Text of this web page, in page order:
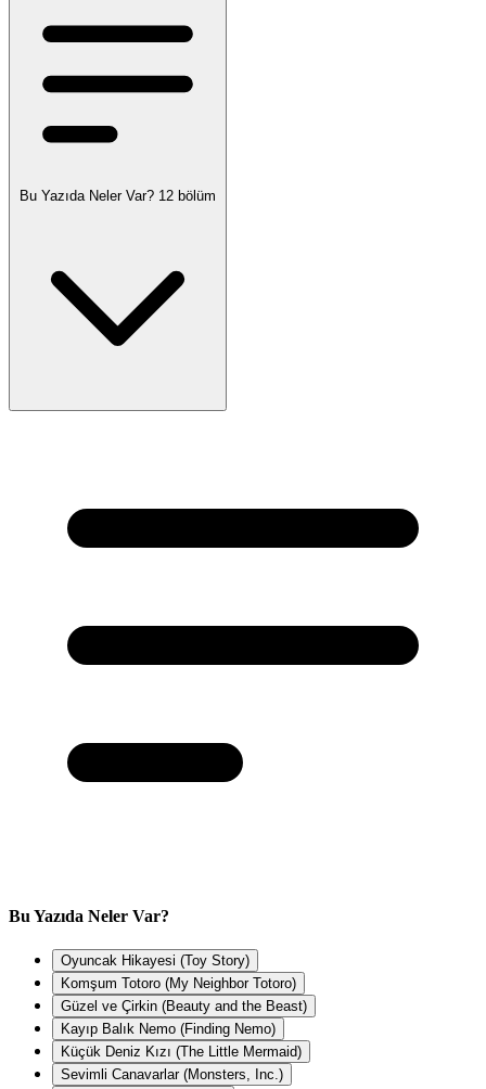
Bu Yazıda Neler Var? 12 bölüm
Bu Yazıda Neler Var?
Oyuncak Hikayesi (Toy Story)
Komşum Totoro (My Neighbor Totoro)
Güzel ve Çirkin (Beauty and the Beast)
Kayıp Balık Nemo (Finding Nemo)
Küçük Deniz Kızı (The Little Mermaid)
Sevimli Canavarlar (Monsters, Inc.)